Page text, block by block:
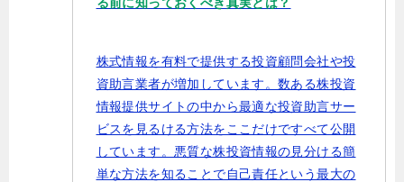
株式情報を有料で提供する投資顧問会社や投
資助言業者が増加しています。数ある株投資
情報提供サイトの中から最適な投資助言サー
ビスを見るける方法をここだけですべて公開
しています。悪質な株投資情報の見分ける簡
単な方法を知ることで自己責任という最大の